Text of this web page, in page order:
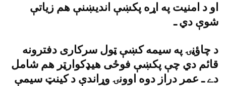
او د امنيت په اړه پکښې انديښنې هم زياتې
شوې دي ـ
د چاؤڼۍ په سيمه کښې ټول سرکارى دفترونه
قائم دي چې پکښې فوځى هيډکوارټر هم شامل
دے ـ عمر دراز دوه اوونۍ وړاندې د کينټ سيمې